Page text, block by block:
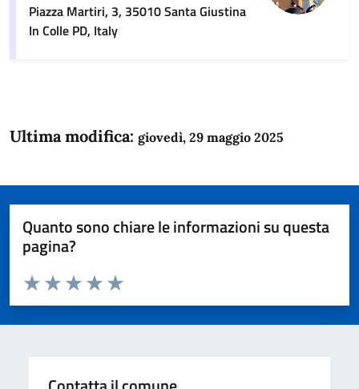
Piazza Martiri, 3, 35010 Santa Giustina
In Colle PD, Italy
Ultima modifica: giovedì, 29 maggio 2025
Quanto sono chiare le informazioni su questa
pagina?
Domanda
Valuta da 1 a 5 stelle la pagina
Valuta 5 stelle su 5
Valuta 4 stelle su 5
Valuta 3 stelle su 5
Valuta 2 stelle su 5
Valuta 1 stelle su 5